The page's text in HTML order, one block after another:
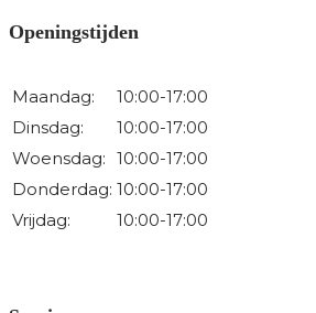
Openingstijden
Maandag:
10:00-17:00
Dinsdag:
10:00-17:00
Woensdag: 10:00-17:00
Donderdag: 10:00-17:00
Vrijdag:
10:00-17:00